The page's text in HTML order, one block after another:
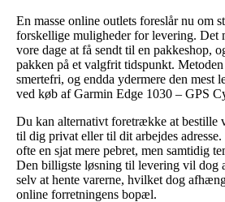
En masse online outlets foreslår nu om
forskellige muligheder for levering. Det
vore dage at få sendt til en pakkeshop,
pakken på et valgfrit tidspunkt.
smertefri, og endda ydermere den mest
ved køb af Garmin Edge 1030 – GPS
Du kan alternativt foretrække at bestille
til dig privat eller til dit arbejdes
ofte en sjat mere pebret, men samtidig
Den billigste løsning til levering vil dog
selv at hente varerne, hvilket dog
online forretningens bopæl.